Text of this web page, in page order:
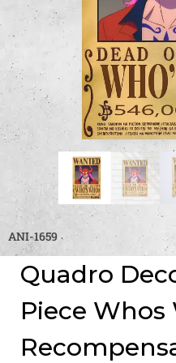
ANI-1659
Quadro
Piece